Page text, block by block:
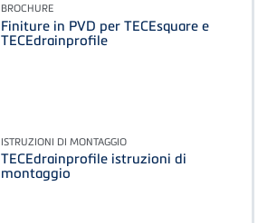
BROCHURE
Finiture in PVD per TECEsquare e
TECEdrainprofile
ISTRUZIONI DI MONTAGGIO
TECEdrainprofile istruzioni di
montaggio